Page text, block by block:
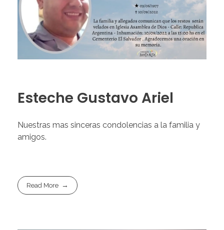
Esteche Gustavo Ariel
Nuestras mas sinceras condolencias a la familia y
amigos.
Read More